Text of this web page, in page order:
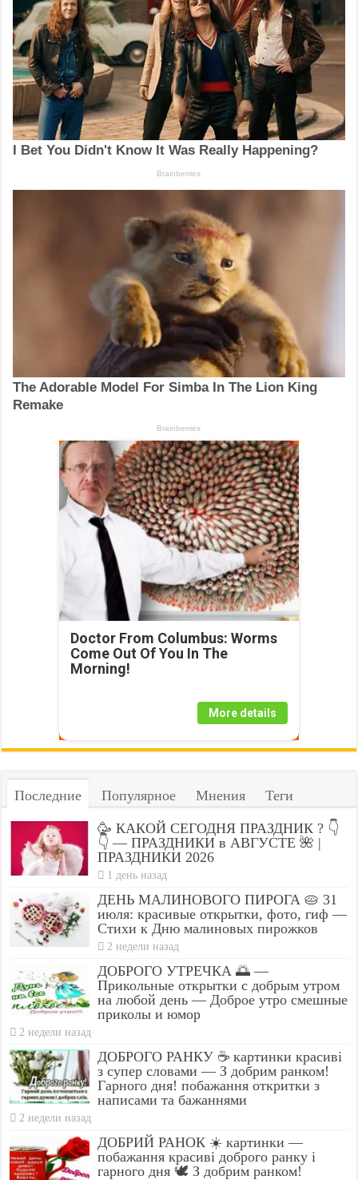
Doctor From Columbus: Worms
Come Out Of You In The
Morning!
More details
Последние Популярное Мнения Теги
🥳 КАКОЙ СЕГОДНЯ ПРАЗДНИК ? 👇
👇 — ПРАЗДНИКИ в АВГУСТЕ 🌺 |
ПРАЗДНИКИ 2026
1 день назад
ДЕНЬ МАЛИНОВОГО ПИРОГА 🥧 31
июля: красивые открытки, фото, гиф —
Стихи к Дню малиновых пирожков
2 недели назад
ДОБРОГО УТРЕЧКА 🌅 —
Прикольные открытки с добрым утром
на любой день — Доброе утро смешные
приколы и юмор
2 недели назад
ДОБРОГО РАНКУ ☕ картинки красиві
з супер словами — З добрим ранком!
Гарного дня! побажання откритки з
написами та бажаннями
2 недели назад
ДОБРИЙ РАНОК ☀️ картинки —
побажання красиві доброго ранку і
гарного дня 🕊️ З добрим ранком!